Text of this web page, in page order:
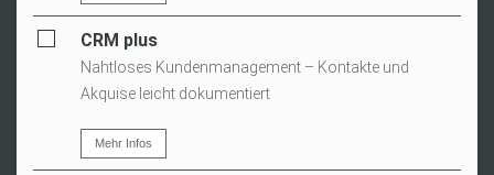
CRM plus
Nahtloses Kundenmanagement – Kontakte und
Akquise leicht dokumentiert
Mehr Infos